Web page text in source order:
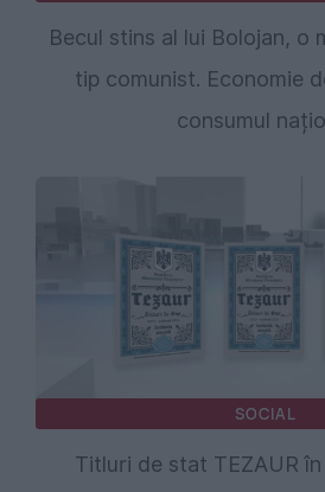
Becul stins al lui Bolojan, o
tip comunist. Economie
consumul
SOCIAL
Titluri de stat TEZAUR